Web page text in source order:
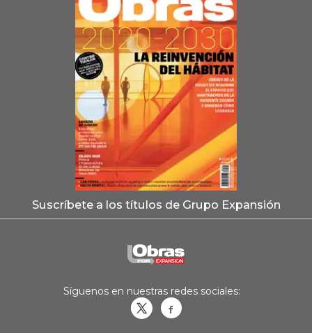
Suscríbete a los títulos de Grupo Expansión
Síguenos en nuestras redes sociales: